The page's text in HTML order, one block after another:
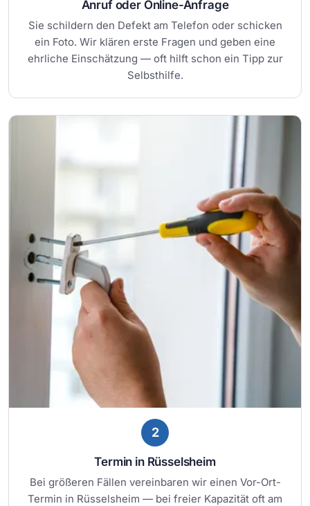
Anruf oder Online-Anfrage
Sie schildern den Defekt am Telefon oder schicken
ein Foto. Wir klären erste Fragen und geben eine
ehrliche Einschätzung — oft hilft schon ein Tipp zur
Selbsthilfe.
2
Termin in Rüsselsheim
Bei größeren Fällen vereinbaren wir einen Vor-Ort-
Termin in Rüsselsheim — bei freier Kapazität oft am